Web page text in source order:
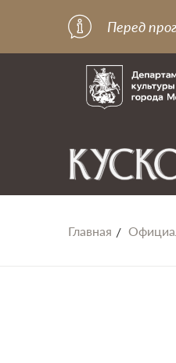
Перед
Главная